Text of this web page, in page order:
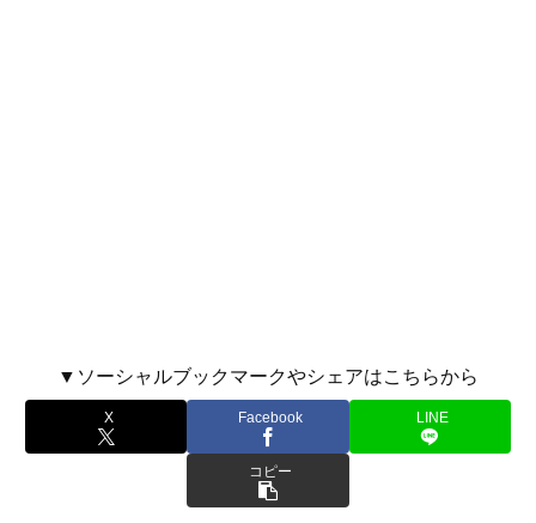
▼ソーシャルブックマークやシェアはこちらから
X Facebook LINE
コピー